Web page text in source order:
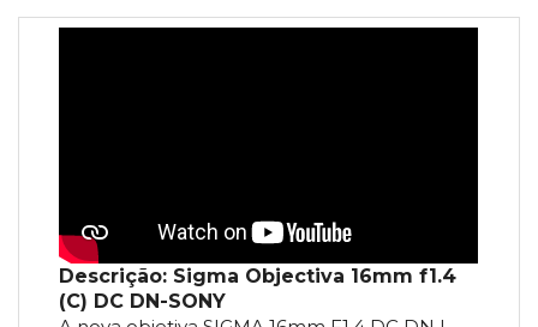
Descrição: Sigma Objectiva 16mm f1.4
(C) DC DN-SONY